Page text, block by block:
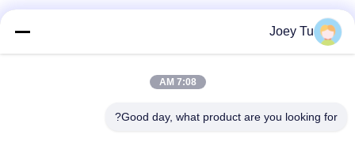
Joey Tu
7:08 AM
Good day, what product are you looking for?